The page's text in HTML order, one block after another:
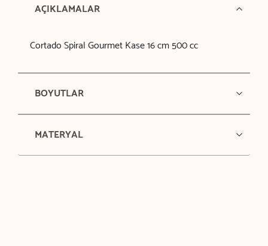
AÇIKLAMALAR
Cortado Spiral Gourmet Kase 16 cm 500 cc
BOYUTLAR
MATERYAL